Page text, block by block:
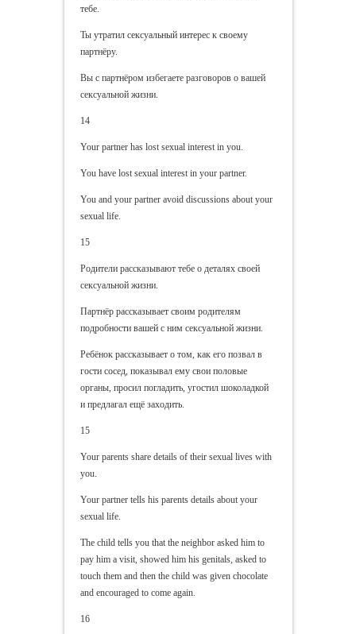
тебе.
Ты утратил сексуальный интерес к своему
партнёру.
Вы с партнёром избегаете разговоров о вашей
сексуальной жизни.
14
Your partner has lost sexual interest in you.
You have lost sexual interest in your partner.
You and your partner avoid discussions about your
sexual life.
15
Родители рассказывают тебе о деталях своей
сексуальной жизни.
Партнёр рассказывает своим родителям
подробности вашей с ним сексуальной жизни.
Ребёнок рассказывает о том, как его позвал в
гости сосед, показывал ему свои половые
органы, просил погладить, угостил шоколадкой
и предлагал ещё заходить.
15
Your parents share details of their sexual lives with
you.
Your partner tells his parents details about your
sexual life.
The child tells you that the neighbor asked him to
pay him a visit, showed him his genitals, asked to
touch them and then the child was given chocolate
and encouraged to come again.
16